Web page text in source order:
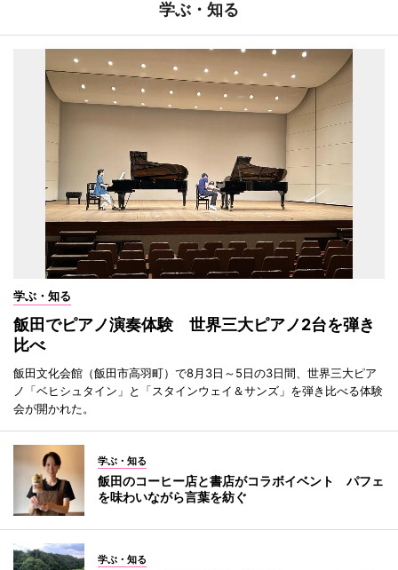
学ぶ・知る
学ぶ・知る
飯田でピアノ演奏体験 世界三大ピアノ2台を弾き
比べ
飯田文化会館（飯田市高羽町）で8月3日～5日の3日間、世界三大ピア
ノ「ベヒシュタイン」と「スタインウェイ＆サンズ」を弾き比べる体験
会が開かれた。
学ぶ・知る
飯田のコーヒー店と書店がコラボイベント パフェ
を味わいながら言葉を紡ぐ
学ぶ・知る